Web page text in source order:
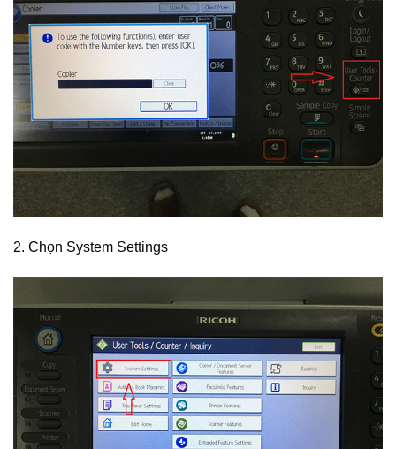
2. Chọn System Settings